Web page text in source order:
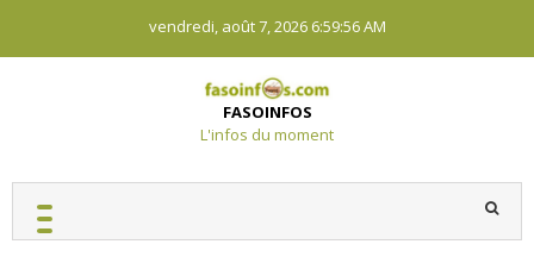
content
vendredi, août 7, 2026 6:59:57 AM
FASOINFOS
L'infos du moment